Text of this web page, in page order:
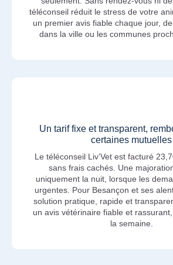
téléconseil réduit le stress de votre
un premier avis fiable chaque jour,
dans la ville ou les communes
Un tarif fixe et transparent,
certaines mutuelles
Le téléconseil Liv’Vet est facturé
sans frais cachés. Une
uniquement la nuit, lorsque les
urgentes. Pour Besançon et ses
solution pratique, rapide et
un avis vétérinaire fiable et
la semaine.